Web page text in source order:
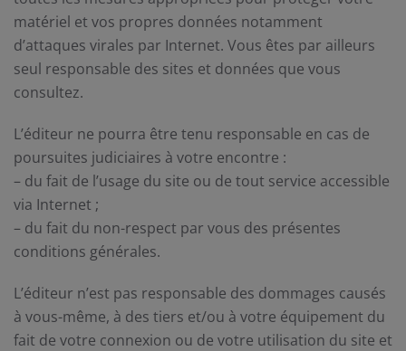
matériel et vos propres données notamment
d’attaques virales par Internet. Vous êtes par ailleurs
seul responsable des sites et données que vous
consultez.
L’éditeur ne pourra être tenu responsable en cas de
poursuites judiciaires à votre encontre :
– du fait de l’usage du site ou de tout service accessible
via Internet ;
– du fait du non-respect par vous des présentes
conditions générales.
L’éditeur n’est pas responsable des dommages causés
à vous-même, à des tiers et/ou à votre équipement du
fait de votre connexion ou de votre utilisation du site et